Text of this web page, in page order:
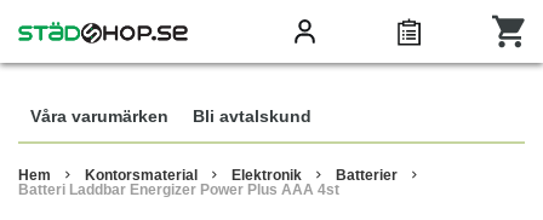
Våra varumärken Bli avtalskund
Hem Kontorsmaterial Elektronik
Batterier
Batteri Laddbar Energizer Power Plus AAA 4st